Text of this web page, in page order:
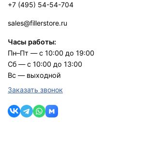
+7 (495) 54-54-704
sales@fillerstore.ru
Часы работы:
Пн–Пт — с 10:00 до 19:00
Сб — с 10:00 до 13:00
Вс — выходной
Заказать звонок